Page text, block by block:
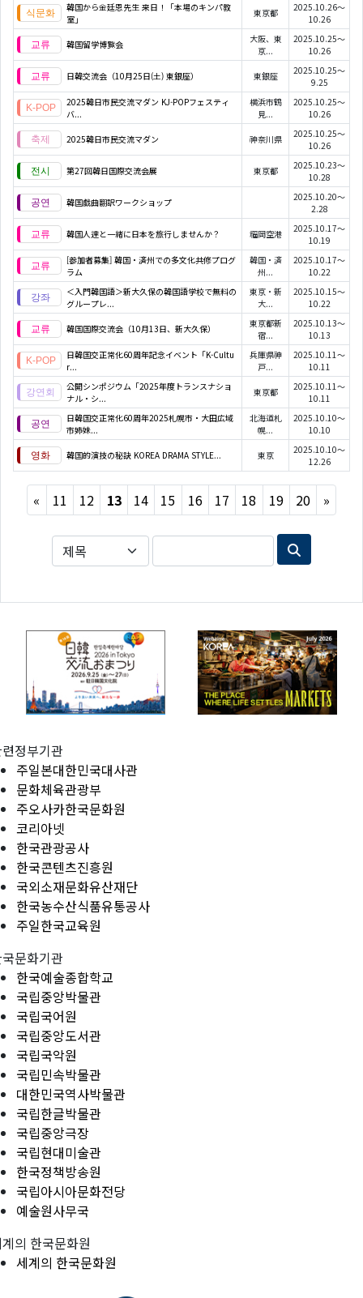
韓国から金廷恩先生 来日！「本場のキンパ教
室」
東京都
2025.10.26～
10.26
韓国留学博覧会
大阪、東
京...
2025.10.25～
10.26
日韓交流会（10月25日(土) 東銀座） 東銀座
2025.10.25～
9.25
2025韓日市民交流マダン KJ-POPフェスティ
バ...
横浜市鶴
見...
2025.10.25～
10.26
2025韓日市民交流マダン 神奈川県
2025.10.25～
10.26
第27回韓日国際交流会展 東京都
2025.10.23～
10.28
韓国戯曲翻訳ワークショップ
2025.10.20～
2.28
韓国人達と一緒に日本を旅行しませんか？ 福岡空港
2025.10.17～
10.19
[参加者募集] 韓国・済州での多文化共修プログ
ラム
韓国・済
州...
2025.10.17～
10.22
＜入門韓国語＞新大久保の韓国語学校で無料の
グループレ...
東京・新
大...
2025.10.15～
10.22
韓国国際交流会（10月13日、新大久保）
東京都新
宿...
2025.10.13～
10.13
日韓国交正常化60周年記念イベント「K-Cultu
r...
兵庫県神
戸...
2025.10.11～
10.11
公開シンポジウム「2025年度トランスナショ
ナル・シ...
東京都
2025.10.11～
10.11
日韓国交正常化60周年2025札幌市・大田広域
市姉妹...
北海道札
幌...
2025.10.10～
10.10
韓国的演技の秘訣 KOREA DRAMA STYLE... 東京
2025.10.10～
12.26
« Previous
11 12 13 14 15 16 17 18 19 20 »Next
정부기관
주일본대한민국대사관
문화체육관광부
주오사카한국문화원
코리아넷
한국관광공사
한국콘텐츠진흥원
국외소재문화유산재단
한국농수산식품유통공사
주일한국교육원
문화기관
한국예술종합학교
국립중앙박물관
국립국어원
국립중앙도서관
국립국악원
국립민속박물관
대한민국역사박물관
국립한글박물관
국립중앙극장
국립현대미술관
한국정책방송원
국립아시아문화전당
예술원사무국
의 한국문화원
세계의 한국문화원